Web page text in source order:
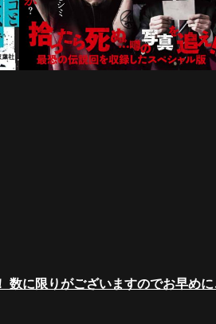
に限りがございますのでお早め